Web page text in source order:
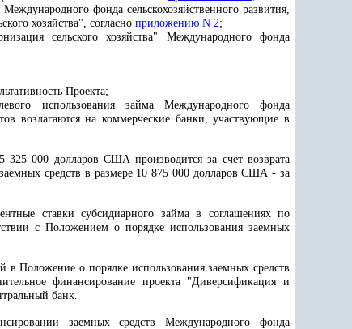
фонда сельскохозяйственного развития,
хозяйства", согласно приложению N 2;
сельского хозяйства" Международного фонда
Проекта;
использования займа Международного фонда
возлагаются на коммерческие банки, участвующие в
325 000 долларов США производится за счет возврата
средств в размере 10 875 000 долларов США - за
ставки субсидиарного займа в соглашениях по
с Положением о порядке использования заемных
в Положение о порядке использования заемных средств
финансирование проекта "Диверсификация и
банк.
заемных средств Международного фонда